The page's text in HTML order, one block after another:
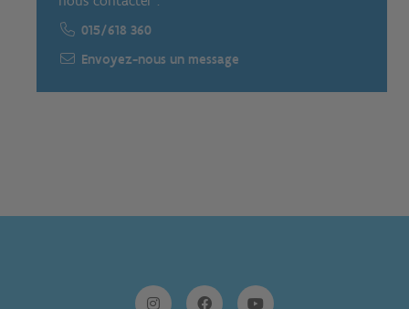
015/618 360
Envoyez-nous un message